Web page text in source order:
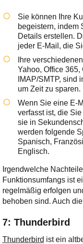
Sie können Ihre
begeistern, indem
Details erstellen.
jeder E-Mail, die
Ihre
Yahoo, Office
IMAP/SMTP, sind
um Zeit zu sparen.
Wenn Sie eine E-
verfasst ist, die
sie in
werden folgende
Spanisch,
Englisch.
Irgendwelche
Funktionsumfangs ist
regelmäßig erfolgen
behoben sind. Auch
7: Thunderbird
Thunderbird ist ein